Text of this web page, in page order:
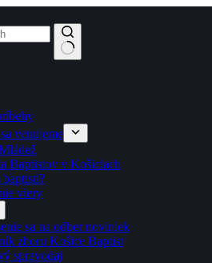
venujeme
Baptistov v Košiciach
viery
sa na odber noviniek
zboru Košice Baptist
spravodaj